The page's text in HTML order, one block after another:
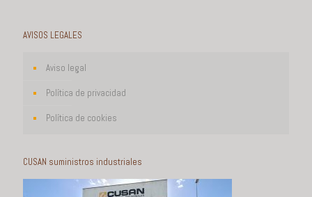
AVISOS LEGALES
Aviso legal
Política de privacidad
Política de cookies
CUSAN suministros industriales